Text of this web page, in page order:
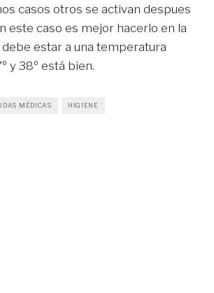
casos otros se activan despues
este caso es mejor hacerlo en la
debe estar a una temperatura
y 38º está bien.
MÉDICAS HIGIENE